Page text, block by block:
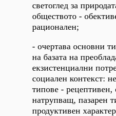
светоглед за
обществото -
рационален;
- очертава основни
на базата на
екзистенциални
социален контекст:
типове - рецептивен,
натрупващ, пазарен
продуктивен